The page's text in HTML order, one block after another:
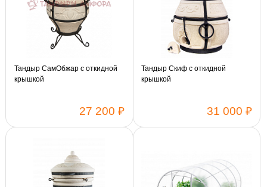
Тандыр СамОбжар с откидной
крышкой
27 200 ₽
Тандыр Скиф с откидной
крышкой
31 000 ₽